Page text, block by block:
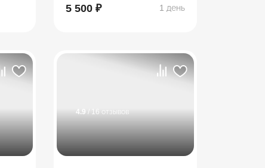
5 500 ₽ 1 день
4.9 / 16 отзывов